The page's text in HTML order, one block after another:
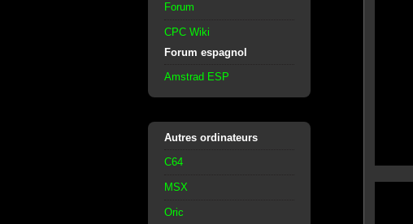
Forum
CPC Wiki
Forum espagnol
Amstrad ESP
Autres ordinateurs
C64
MSX
Oric